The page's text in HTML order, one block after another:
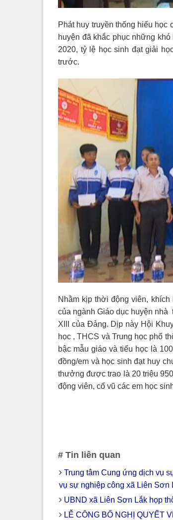
Phát huy truyền thống hiếu
huyện đã khắc phục những
2020, tỷ lệ học sinh đạt giải
trước.
Nhằm kịp thời động viên,
của ngành Giáo dục huyện
XIII của Đảng. Dịp này Hội
học , THCS và Trung học phổ
bậc mẫu giáo và tiểu học là
đồng/em và học sinh đạt huy
thưởng được trao là 20 triệu
động viên, cổ vũ các em học
# Tin liên quan
Trung tâm Cung ứng dịch vụ
vụ sự nghiệp công xã Liên Sơn
UBND xã Liên Sơn Lắk họp
LỄ CÔNG BỐ NGHỊ QUYẾT